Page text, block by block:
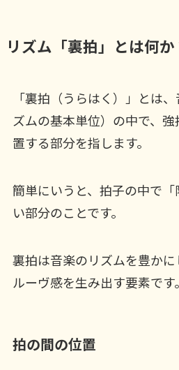
リズム「裏拍」とは何か
「裏拍（うらはく）」とは
ズムの基本単位）の中で、
置する部分を指します。
簡単にいうと、拍子の中で
い部分のことです。
裏拍は音楽のリズムを豊か
ルーヴ感を生み出す要素です。
拍の間の位置